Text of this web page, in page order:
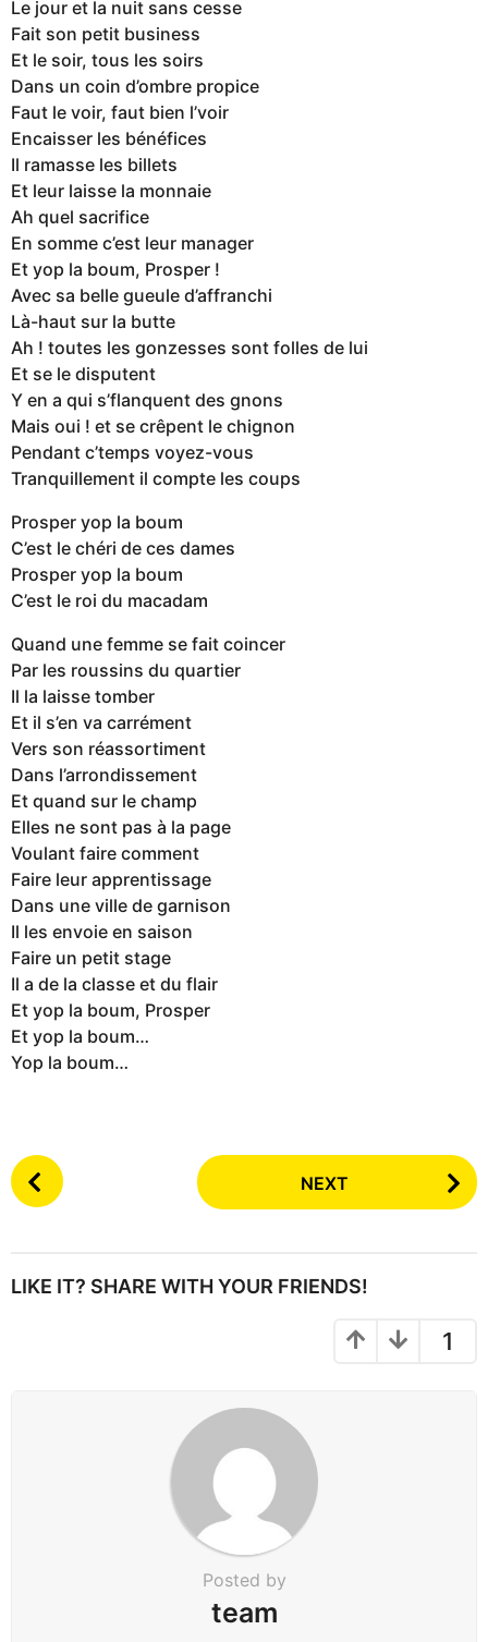
Le jour et la nuit sans cesse
Fait son petit business
Et le soir, tous les soirs
Dans un coin d’ombre propice
Faut le voir, faut bien l’voir
Encaisser les bénéfices
Il ramasse les billets
Et leur laisse la monnaie
Ah quel sacrifice
En somme c’est leur manager
Et yop la boum, Prosper !
Avec sa belle gueule d’affranchi
Là-haut sur la butte
Ah ! toutes les gonzesses sont folles de lui
Et se le disputent
Y en a qui s’flanquent des gnons
Mais oui ! et se crêpent le chignon
Pendant c’temps voyez-vous
Tranquillement il compte les coups
Prosper yop la boum
C’est le chéri de ces dames
Prosper yop la boum
C’est le roi du macadam
Quand une femme se fait coincer
Par les roussins du quartier
Il la laisse tomber
Et il s’en va carrément
Vers son réassortiment
Dans l’arrondissement
Et quand sur le champ
Elles ne sont pas à la page
Voulant faire comment
Faire leur apprentissage
Dans une ville de garnison
Il les envoie en saison
Faire un petit stage
Il a de la classe et du flair
Et yop la boum, Prosper
Et yop la boum…
Yop la boum…
P
o
P
NEXT
LIKE IT? SHARE WITH YOUR FRIENDS!
1
Posted by
team